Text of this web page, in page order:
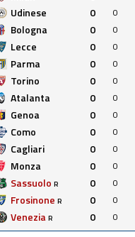
Udinese 0 0
Bologna 0 0
Lecce 0 0
Parma 0 0
Torino 0 0
Atalanta 0 0
Genoa 0 0
Como 0 0
Cagliari 0 0
Monza 0 0
Sassuolo R 0 0
Frosinone R 0 0
Venezia R 0 0